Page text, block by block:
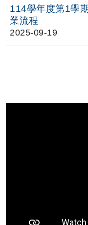
114學年度第1學
業流程
2025-09-19